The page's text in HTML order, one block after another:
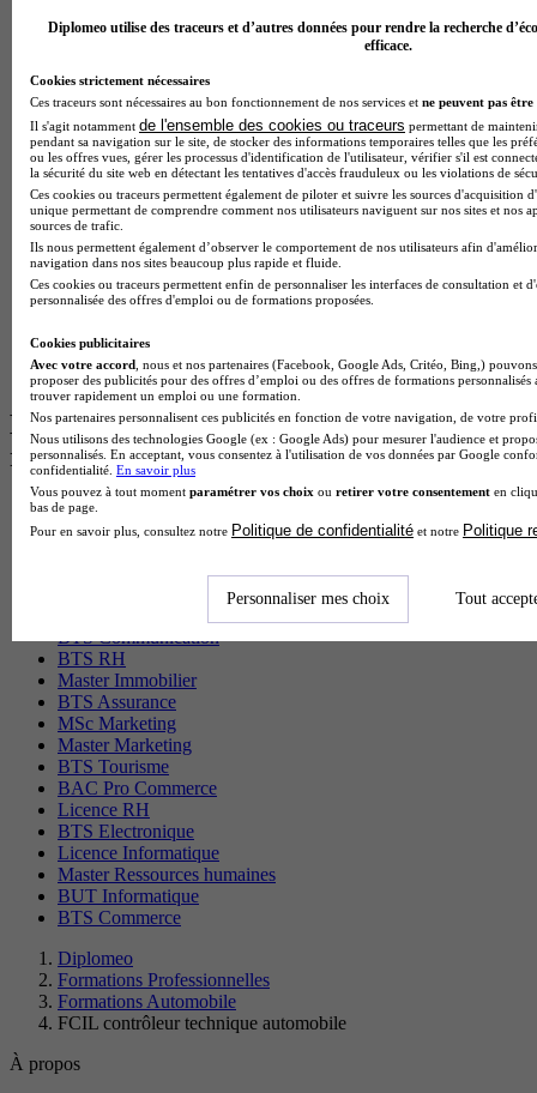
BTS Pi en alternance
Master CCA en alternance
BTS Ndrc en alternance
BTS Sam en alternance
Cap Fleuriste en alternance
BTS Sio en alternance
MSc Marketing Digital en alternance
BTS Gpme en alternance
Cap Electricien en alternance
BTS Gpn en alternance
BTS Domotique en alternance
BAC Pro Agora en alternance
BTS Sta en alternance
BTS Tpl en alternance
BTS Ati en alternance
Les diplômes par filière les plus
recherchés
CS Sport
Master Sport
Master Management
BTS Communication
BTS RH
Master Immobilier
BTS Assurance
MSc Marketing
Master Marketing
BTS Tourisme
BAC Pro Commerce
Licence RH
BTS Electronique
Licence Informatique
Master Ressources humaines
BUT Informatique
BTS Commerce
Diplomeo
Formations Professionnelles
Formations Automobile
FCIL contrôleur technique automobile
À propos
Diplomeo utilise des traceurs et d’autres données pour rendre la recherche
efficace.
Cookies strictement nécessaires
Ces traceurs sont nécessaires au bon fonctionnement de nos services et ne peuvent pas être
Il s'agit notamment de l'ensemble des cookies ou traceurs permettant de
pendant sa navigation sur le site, de stocker des informations temporaires telles que les
ou les offres vues, gérer les processus d'identification de l'utilisateur, vérifier s'il est
la sécurité du site web en détectant les tentatives d'accès frauduleux ou les violations de
Ces cookies ou traceurs permettent également de piloter et suivre les sources d'acquisition
unique permettant de comprendre comment nos utilisateurs naviguent sur nos sites et nos
sources de trafic.
Ils nous permettent également d’observer le comportement de nos utilisateurs afin
navigation dans nos sites beaucoup plus rapide et fluide.
Ces cookies ou traceurs permettent enfin de personnaliser les interfaces de consultation et
personnalisée des offres d'emploi ou de formations proposées.
Cookies publicitaires
Avec votre accord , nous et nos partenaires (Facebook, Google Ads, Critéo, Bing,)
proposer des publicités pour des offres d’emploi ou des offres de formations
trouver rapidement un emploi ou une formation.
Nos partenaires personnalisent ces publicités en fonction de votre navigation, de votre
Nous utilisons des technologies Google (ex : Google Ads) pour mesurer l'audience et
personnalisés. En acceptant, vous consentez à l'utilisation de vos données par Google
confidentialité. En savoir plus
Vous pouvez à tout moment paramétrer vos choix ou retirer votre consentement en
bas de page.
Pour en savoir plus, consultez notre Politique de confidentialité et notre Politique
Personnaliser mes choix Tout